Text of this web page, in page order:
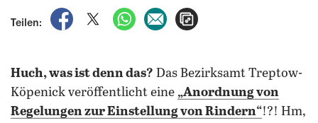
Teilen:
auf Facebook teilen
auf X teilenper WhatsApp teilen
per E-Mail teilen
Huch, was ist denn das? Das Bezirksamt Treptow-
Köpenick veröffentlicht eine „Anordnung von
Regelungen zurEinstellung von Rindern“!?! Hm,